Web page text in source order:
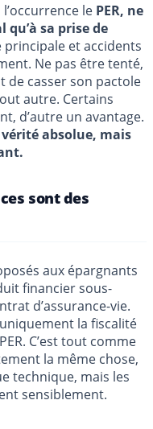
le PER, ne
sa prise de
et accidents
Ne pas être tenté,
de casser son pactole
autre. Certains
d’autre un avantage.
absolue, mais
sont des
aux épargnants
financier sous-
d’assurance-vie.
la fiscalité
C’est tout comme
la même chose,
technique, mais les
sensiblement.